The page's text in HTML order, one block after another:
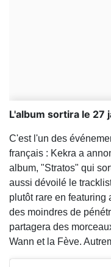
L'album sortira le 27
C'est l'un des
français : Kekra a
album, "Stratos" qui
aussi dévoilé le
plutôt rare en featuring
des moindres de
partagera des
Wann et la Fève.